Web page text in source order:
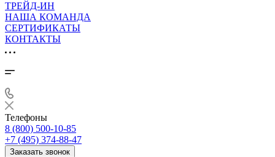
ТРЕЙД-ИН
НАША КОМАНДА
СЕРТИФИКАТЫ
КОНТАКТЫ
Телефоны
8 (800) 500-10-85
+7 (495) 374-88-47
Заказать звонок